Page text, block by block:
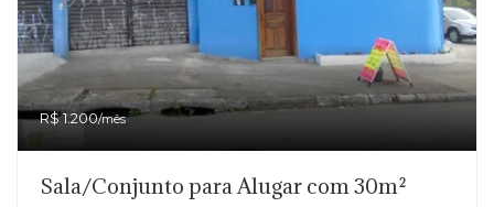
R$ 1.200/mês
Sala/Conjunto para Alugar com 30m²